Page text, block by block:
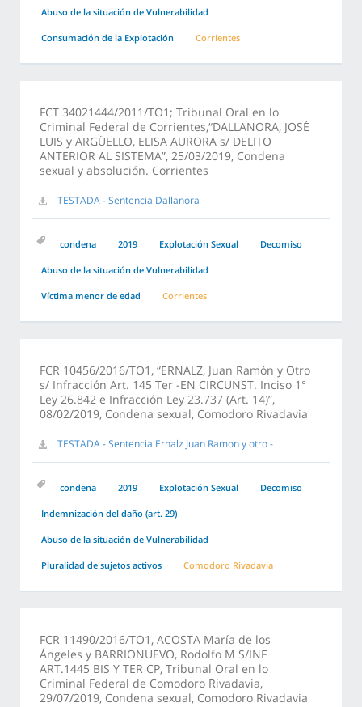
Abuso de la situación de Vulnerabilidad
Consumación de la Explotación Corrientes
FCT 34021444/2011/TO1; Tribunal Oral en lo
Criminal Federal de Corrientes,“DALLANORA, JOSÉ
LUIS y ARGÜELLO, ELISA AURORA s/ DELITO
ANTERIOR AL SISTEMA”, 25/03/2019, Condena
sexual y absolución. Corrientes
TESTADA - Sentencia Dallanora
condena 2019 Explotación Sexual Decomiso
Abuso de la situación de Vulnerabilidad
Víctima menor de edad Corrientes
FCR 10456/2016/TO1, “ERNALZ, Juan Ramón y Otro
s/ Infracción Art. 145 Ter -EN CIRCUNST. Inciso 1°
Ley 26.842 e Infracción Ley 23.737 (Art. 14)”,
08/02/2019, Condena sexual, Comodoro Rivadavia
TESTADA - Sentencia Ernalz Juan Ramon y otro -
condena 2019 Explotación Sexual Decomiso
Indemnización del daño (art. 29)
Abuso de la situación de Vulnerabilidad
Pluralidad de sujetos activos Comodoro Rivadavia
FCR 11490/2016/TO1, ACOSTA María de los
Ángeles y BARRIONUEVO, Rodolfo M S/INF
ART.1445 BIS Y TER CP, Tribunal Oral en lo
Criminal Federal de Comodoro Rivadavia,
29/07/2019, Condena sexual, Comodoro Rivadavia